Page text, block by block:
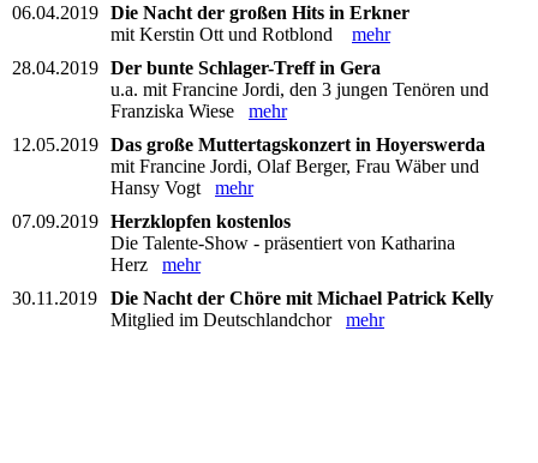
06.04.2019 Die Nacht der großen Hits in Erkner
mit Kerstin Ott und Rotblond mehr
28.04.2019 Der bunte Schlager-Treff in Gera
u.a. mit Francine Jordi, den 3 jungen Tenören und
Franziska Wiese mehr
12.05.2019 Das große Muttertagskonzert in Hoyerswerda
mit Francine Jordi, Olaf Berger, Frau Wäber und
Hansy Vogt mehr
07.09.2019 Herzklopfen kostenlos
Die Talente-Show - präsentiert von Katharina
Herz mehr
30.11.2019
Die Nacht der Chöre mit Michael Patrick Kelly
Mitglied im Deutschlandchor mehr